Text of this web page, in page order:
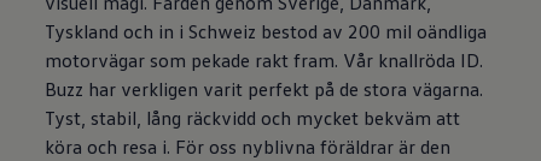
Tyskland och in i Schweiz bestod av 200 mil oändliga
motorvägar som pekade rakt fram. Vår knallröda ID.
Buzz har verkligen varit perfekt på de stora vägarna.
Tyst, stabil, lång räckvidd och mycket bekväm att
köra och resa i. För oss nyblivna föräldrar är den